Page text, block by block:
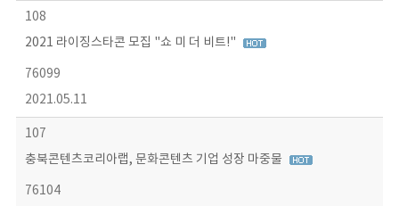
108
2021 라이징스타콘 모집 "쇼 미 더 비트!"
76099
2021.05.11
107
충북콘텐츠코리아랩, 문화콘텐츠 기업 성장 마중물
76104